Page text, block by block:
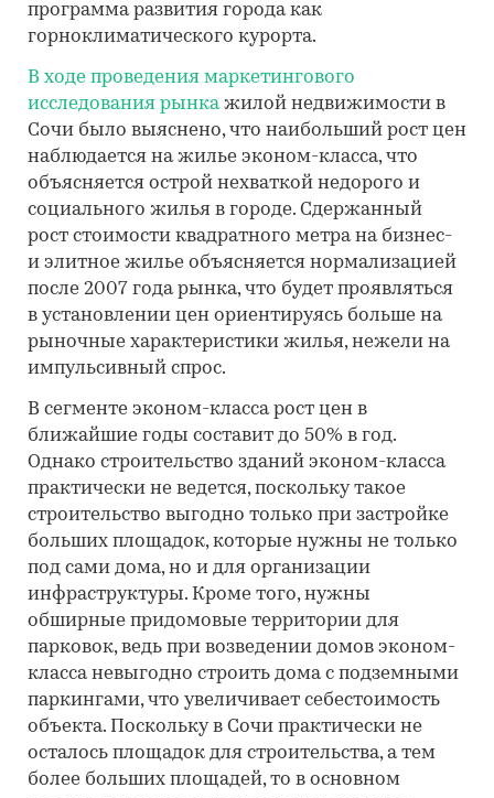
программа развития города как
горноклиматического курорта.
В ходе проведения маркетингового
исследования рынкажилой недвижимости в
Сочи было выяснено, что наибольший рост цен
наблюдается на жилье эконом-класса, что
объясняется острой нехваткой недорого и
социального жилья в городе. Сдержанный
рост стоимости квадратного метра на бизнес-
и элитное жилье объясняется нормализацией
после 2007 года рынка, что будет проявляться
в установлении цен ориентируясь больше на
рыночные характеристики жилья, нежели на
импульсивный спрос.
В сегменте эконом-класса рост цен в
ближайшие годы составит до 50% в год.
Однако строительство зданий эконом-класса
практически не ведется, поскольку такое
строительство выгодно только при застройке
больших площадок, которые нужны не только
под сами дома, но и для организации
инфраструктуры. Кроме того, нужны
обширные придомовые территории для
парковок, ведь при возведении домов эконом-
класса невыгодно строить дома с подземными
паркингами, что увеличивает себестоимость
объекта. Поскольку в Сочи практически не
осталось площадок для строительства, а тем
более больших площадей, то в основном